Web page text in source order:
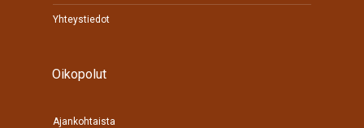
Yhteystiedot
Oikopolut
Ajankohtaista